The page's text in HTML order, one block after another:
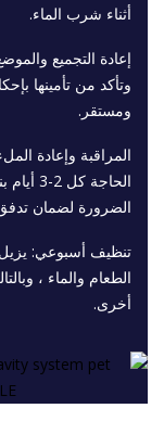
أثناء شرب الماء.
إعادة التجميع
وتأكد من تأمينها
ومستقر.
المراقبة وإعادة
الضرورة لضمان
تنظيف أسبوعي: يزيل
الطعام والماء ،
أخرى.